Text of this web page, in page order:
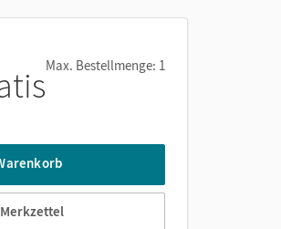
Max. Bestellmenge: 1